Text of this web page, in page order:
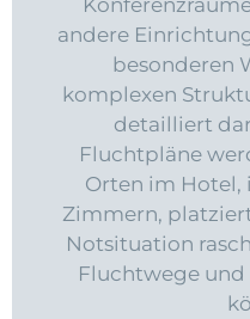
andere
besonderen
komplexen
detailliert
Fluchtpläne
Orten im Hotel,
Zimmern,
Notsituation
Fluchtwege